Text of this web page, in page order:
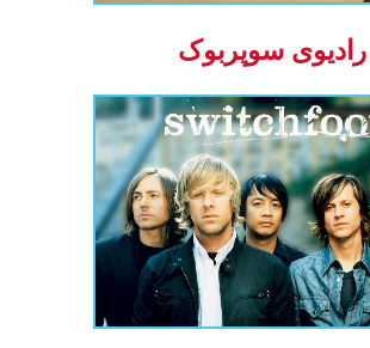
رادیوی سوپربوک